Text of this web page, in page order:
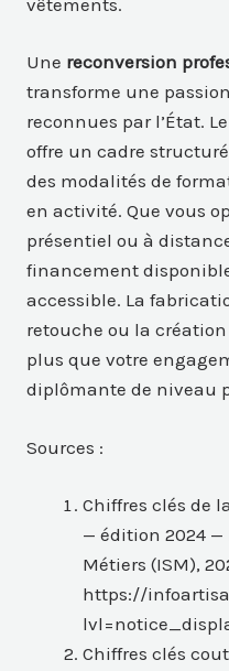
Une reconversion
transforme une
reconnues par l’État.
offre un cadre
des modalités de
en activité. Que vous
présentiel ou à
financement
accessible. La
retouche ou la
plus que votre
diplômante de niveau
Sources :
Chiffres clés de
— édition 2024
Métiers (ISM),
https://
Chiffres clés